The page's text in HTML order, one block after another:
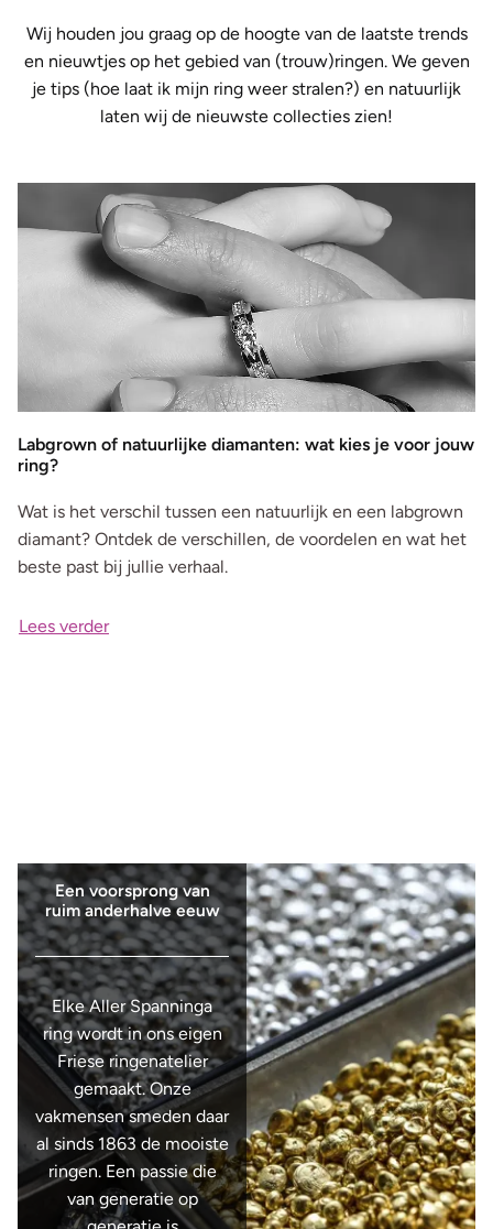
Wij houden jou graag op de hoogte van de laatste trends
en nieuwtjes op het gebied van (trouw)ringen. We geven
je tips (hoe laat ik mijn ring weer stralen?) en natuurlijk
laten wij de nieuwste collecties zien!
Labgrown of natuurlijke diamanten: wat kies je voor jouw
ring?
Wat is het verschil tussen een natuurlijk en een labgrown
diamant? Ontdek de verschillen, de voordelen en wat het
beste past bij jullie verhaal.
Lees verder
Een voorsprong van
ruim anderhalve eeuw
Elke Aller Spanninga
ring wordt in ons eigen
Friese ringenatelier
gemaakt. Onze
vakmensen smeden daar
al sinds 1863 de mooiste
ringen. Een passie die
van generatie op